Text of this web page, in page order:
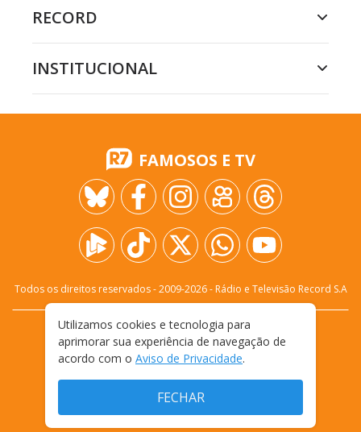
RECORD
INSTITUCIONAL
FAMOSOS E TV
Todos os direitos reservados - 2009-2026- Rádio e Televisão Record S.A
FALE CONOSCO
PRIVACIDADE
TERMOS E CONDIÇÕES DE USO
Utilizamos cookies e tecnologia para
aprimorar sua experiência de navegação de
acordo com o Aviso de Privacidade.
FECHAR